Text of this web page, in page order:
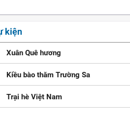
kiện
Xuân Quê hương
Kiều bào thăm Trường Sa
Trại hè Việt Nam